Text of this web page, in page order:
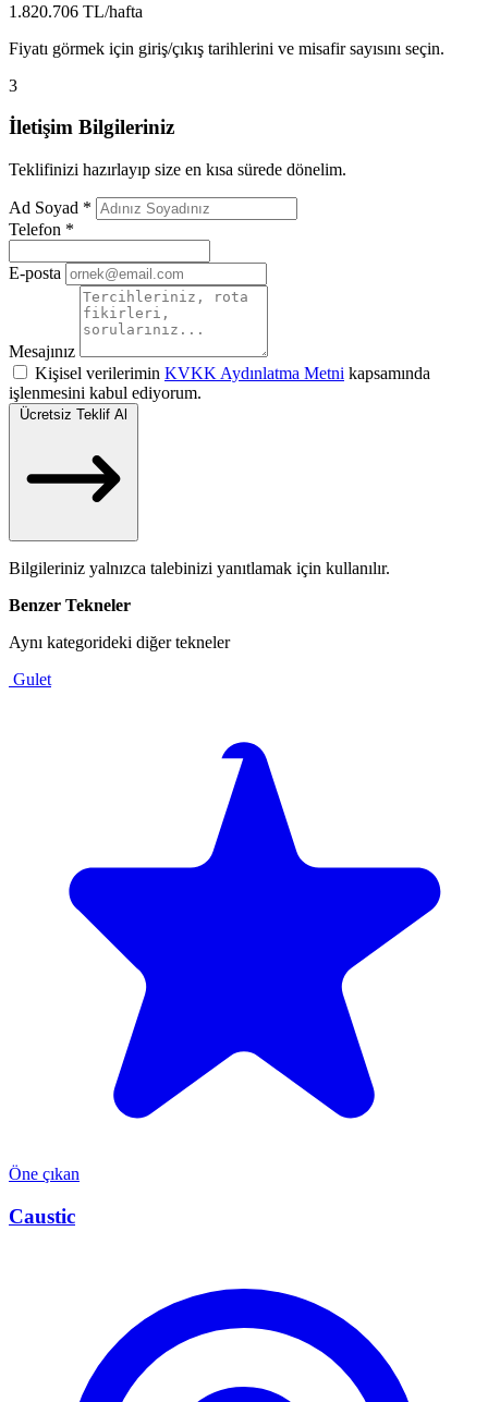
1.820.706 TL/hafta
Fiyatı görmek için giriş/çıkış tarihlerini ve misafir sayısını seçin.
3
İletişim Bilgileriniz
Teklifinizi hazırlayıp size en kısa sürede dönelim.
Ad Soyad *
Telefon *
E-posta
Mesajınız
Kişisel verilerimin KVKK Aydınlatma Metni kapsamında
işlenmesini kabul ediyorum.
Ücretsiz Teklif Al
Bilgileriniz yalnızca talebinizi yanıtlamak için kullanılır.
Benzer Tekneler
Aynı kategorideki diğer tekneler
Gulet
Öne çıkan
Caustic